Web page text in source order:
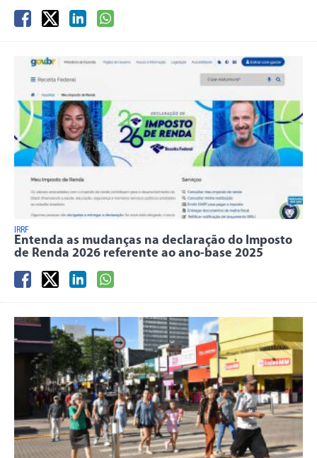
IRRF
Entenda as mudanças na declaração do Imposto
de Renda 2026 referente ao ano-base 2025